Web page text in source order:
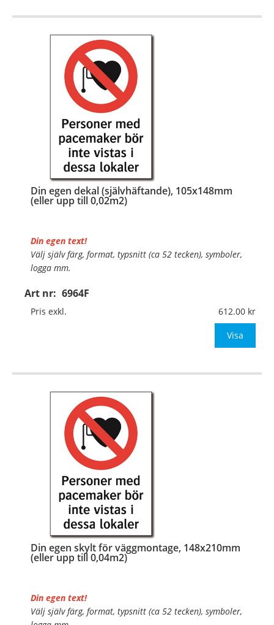
Din egen dekal (självhäftande), 105x148mm
(eller upp till 0,02m2)
Art nr: 6964F
Din egen text!
Välj själv färg, format, typsnitt (ca 52 tecken), symboler,
logga mm.
Material:Självhäftande folie
Mått:105x148mm (eller annat mått upp till 0,02m²)
Pris exkl. 612.00
Visa
Din egen skylt för väggmontage, 148x210mm
(eller upp till 0,04m2)
Din egen text!
Välj själv färg, format, typsnitt (ca 52 tecken), symboler,